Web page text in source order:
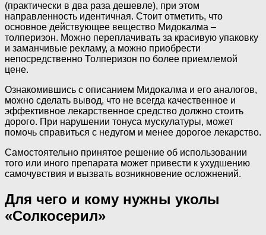
(практически в два раза дешевле), при этом
направленность идентичная. Стоит отметить, что
основное действующее вещество Мидокалма –
толперизон. Можно переплачивать за красивую упаковку
и заманчивые рекламу, а можно приобрести
непосредственно Толперизон по более приемлемой
цене.
Ознакомившись с описанием Мидокалма и его аналогов,
можно сделать вывод, что не всегда качественное и
эффективное лекарственное средство должно стоить
дорого. При нарушении тонуса мускулатуры, может
помочь справиться с недугом и менее дорогое лекарство.
Самостоятельно принятое решение об использовании
того или иного препарата может привести к ухудшению
самочувствия и вызвать возникновение осложнений.
Для чего и кому нужны уколы
«Солкосерил»